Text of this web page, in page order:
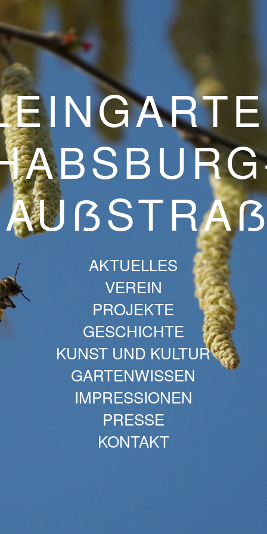
AKTUELLES
VEREIN
PROJEKTE
GESCHICHTE
KUNST UND KULTUR
GARTENWISSEN
IMPRESSIONEN
PRESSE
KONTAKT